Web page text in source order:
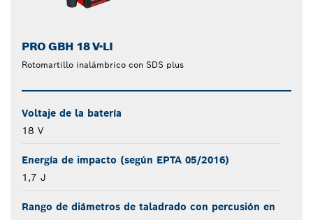
PRO GBH 18 V-LI
Rotomartillo inalámbrico con SDS plus
Voltaje de la batería
18 V
Energía de impacto (según EPTA 05/2016)
1,7 J
Rango de diámetros de taladrado con percusión en